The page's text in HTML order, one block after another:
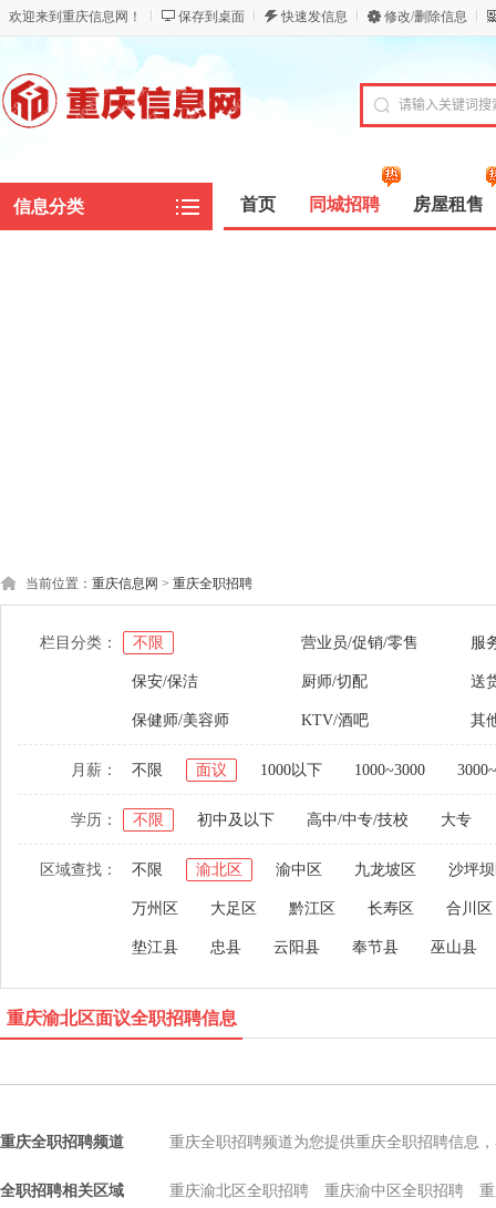
欢迎来到重庆信息网！ 保存到桌面 快速发信息 修改/删除信息
信息分类 首页 同城招聘 房屋租售
当前位置： 重庆信息网 > 重庆全职招聘
栏目分类： 不限 营业员/促销/零售 服
保安/保洁 厨师/切配 送
保健师/美容师 KTV/酒吧 其
月薪： 不限 面议 1000以下 1000~3000
学历： 不限 初中及以下 高中/中专/技校 大专
区域查找： 不限 渝北区 渝中区 九龙坡区 沙坪
万州区 大足区 黔江区 长寿区 合川区
垫江县 忠县 云阳县 奉节县 巫山县
重庆渝北区面议全职招聘信息
重庆全职招聘频道 重庆全职招聘频道为您提供重庆全职招聘信息
全职招聘相关区域 重庆渝北区全职招聘 重庆渝中区全职招聘